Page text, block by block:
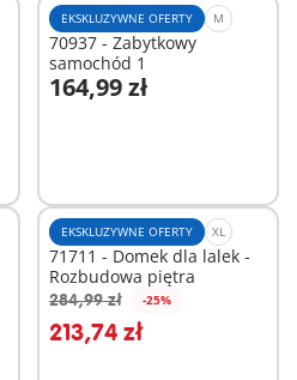
EKSKLUZYWNE OFERTY M
70937 - Zabytkowy
samochód 1
164,99 zł
Dodaj do koszyka
EKSKLUZYWNE OFERTY XL
71711 - Domek dla lalek -
Rozbudowa piętra
284,99 zł -25%
213,74 zł
Dodaj do koszyka